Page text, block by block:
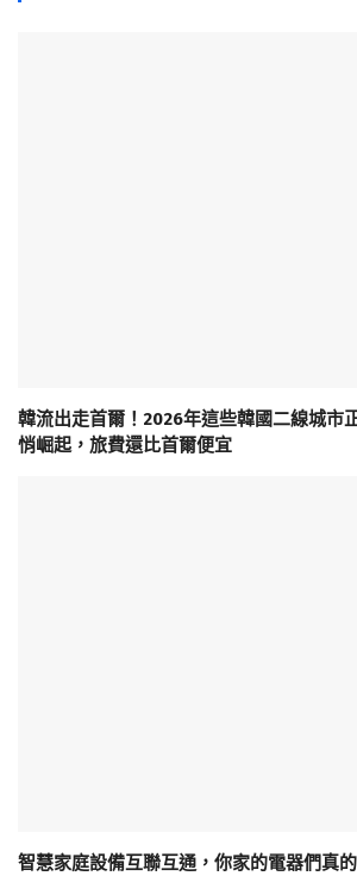
韓流出走首爾！2026年這些韓國二線城市
悄崛起，旅費還比首爾便宜
智慧家庭設備互聯互通，你家的電器們真